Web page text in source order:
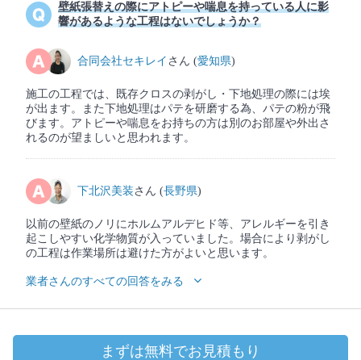
壁紙張替えの際にアトピーや喘息を持っている人に影
響があるような工程はないでしょうか？
合同会社セキレイ さん (愛知県)
施工の工程では、既存クロスの剥がし・下地処理の際には埃
が出ます。また下地処理はパテを研磨する為、パテの粉が飛
びます。アトピーや喘息をお持ちの方は別のお部屋や外出さ
れるのが望ましいと思われます。
下北沢美装 さん (長野県)
以前の壁紙のノリにホルムアルデヒド等、アレルギーを引き
起こしやすい化学物質が入っていました。場合により剥がし
の工程は作業場所は避けた方がよいと思います。
業者さんのすべての回答をみる
まずは無料でお見積もり